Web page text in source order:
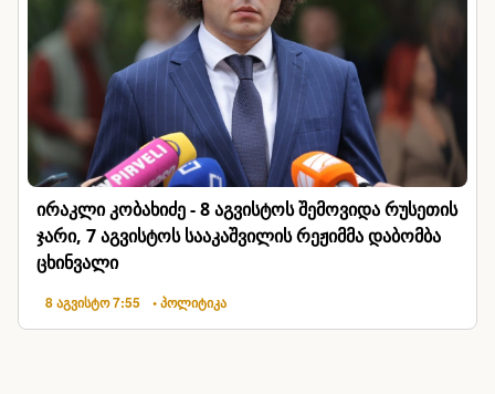
ირაკლი კობახიძე - 8 აგვისტოს შემოვიდა რუსეთის
ჯარი, 7 აგვისტოს სააკაშვილის რეჟიმმა დაბომბა
ცხინვალი
8 აგვისტო 7:55 • პოლიტიკა